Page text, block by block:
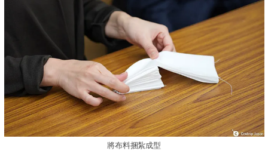
將布料捆紮成型